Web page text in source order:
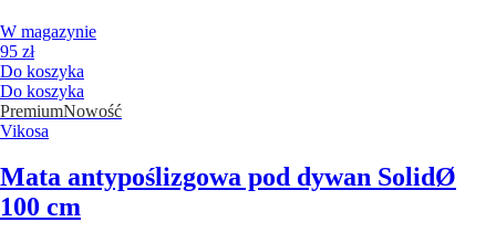
W magazynie
95 zł
Do koszyka
Do koszyka
PremiumNowość
Vikosa
Mata antypoślizgowa pod dywan SolidØ
100 cm